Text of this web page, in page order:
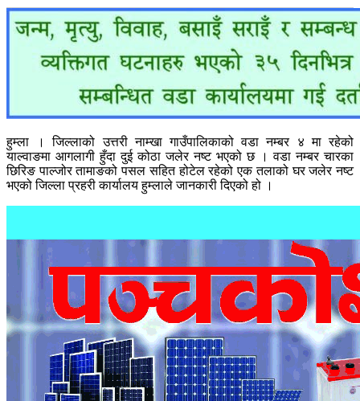
हुम्ला । जिल्लाको उत्तरी नाम्खा गाउँपालिकाको वडा नम्बर ४ मा रहेको
याल्वाङमा आगलागी हुँदा दुई कोठा जलेर नष्ट भएको छ । वडा नम्बर चारका
छिरिङ पाल्जोर तामाङको पसल सहित होटेल रहेको एक तलाको घर जलेर नष्ट
भएको जिल्ला प्रहरी कार्यालय हुम्लाले जानकारी दिएको हो ।